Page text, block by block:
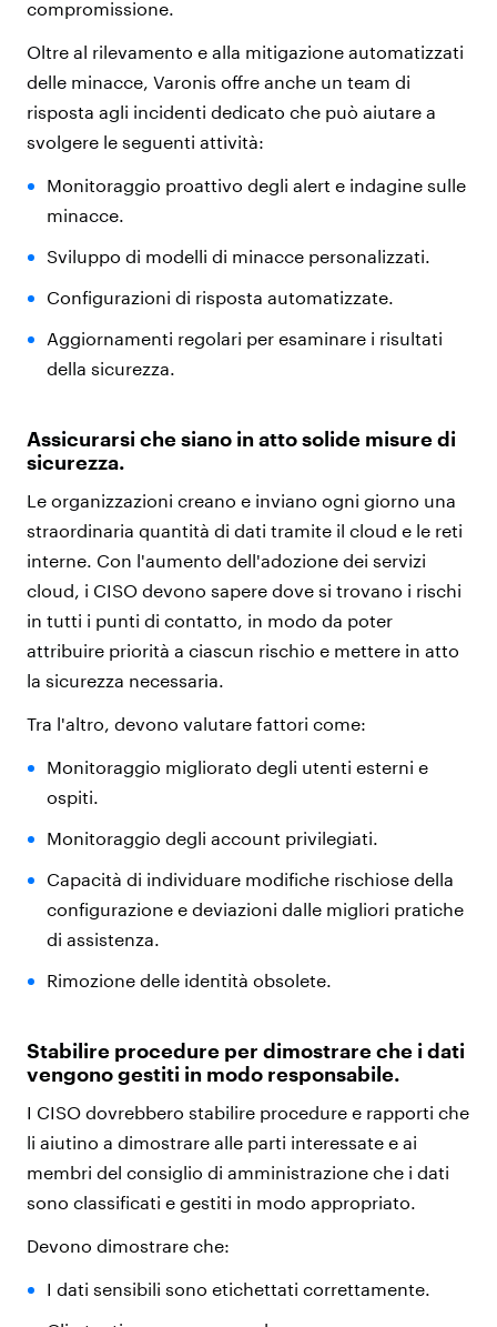
compromissione.
Oltre al rilevamento e alla mitigazione automatizzati
delle minacce, Varonis offre anche un team di
risposta agli incidenti dedicato che può aiutare a
svolgere le seguenti attività:
Monitoraggio proattivo degli alert e indagine sulle
minacce.
Sviluppo di modelli di minacce personalizzati.
Configurazioni di risposta automatizzate.
Aggiornamenti regolari per esaminare i risultati
della sicurezza.
Assicurarsi che siano in atto solide misure di
sicurezza.
Le organizzazioni creano e inviano ogni giorno una
straordinaria quantità di dati tramite il cloud e le reti
interne. Con l'aumento dell'adozione dei servizi
cloud, i CISO devono sapere dove si trovano i rischi
in tutti i punti di contatto, in modo da poter
attribuire priorità a ciascun rischio e mettere in atto
la sicurezza necessaria.
Tra l'altro, devono valutare fattori come:
Monitoraggio migliorato degli utenti esterni e
ospiti.
Monitoraggio degli account privilegiati.
Capacità di individuare modifiche rischiose della
configurazione e deviazioni dalle migliori pratiche
di assistenza.
Rimozione delle identità obsolete.
Stabilire procedure per dimostrare che i dati
vengono gestiti in modo responsabile.
I CISO dovrebbero stabilire procedure e rapporti che
li aiutino a dimostrare alle parti interessate e ai
membri del consiglio di amministrazione che i dati
sono classificati e gestiti in modo appropriato.
Devono dimostrare che:
I dati sensibili sono etichettati correttamente.